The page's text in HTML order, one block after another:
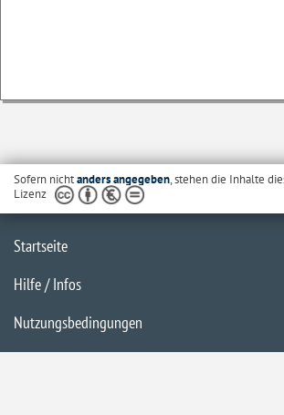
Sofern nichtanders angegeben, stehen die Inhalte
Lizenz
Startseite
Hilfe / Infos
Nutzungsbedingungen